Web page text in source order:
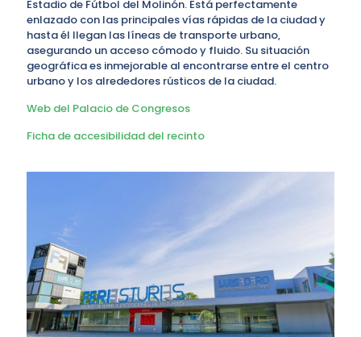
Estadio de Fútbol del Molinón. Está perfectamente
enlazado con las principales vías rápidas de la ciudad y
hasta él llegan las líneas de transporte urbano,
asegurando un acceso cómodo y fluido. Su situación
geográfica es inmejorable al encontrarse entre el centro
urbano y los alrededores rústicos de la ciudad.
Web del Palacio de Congresos
Ficha de accesibilidad del recinto